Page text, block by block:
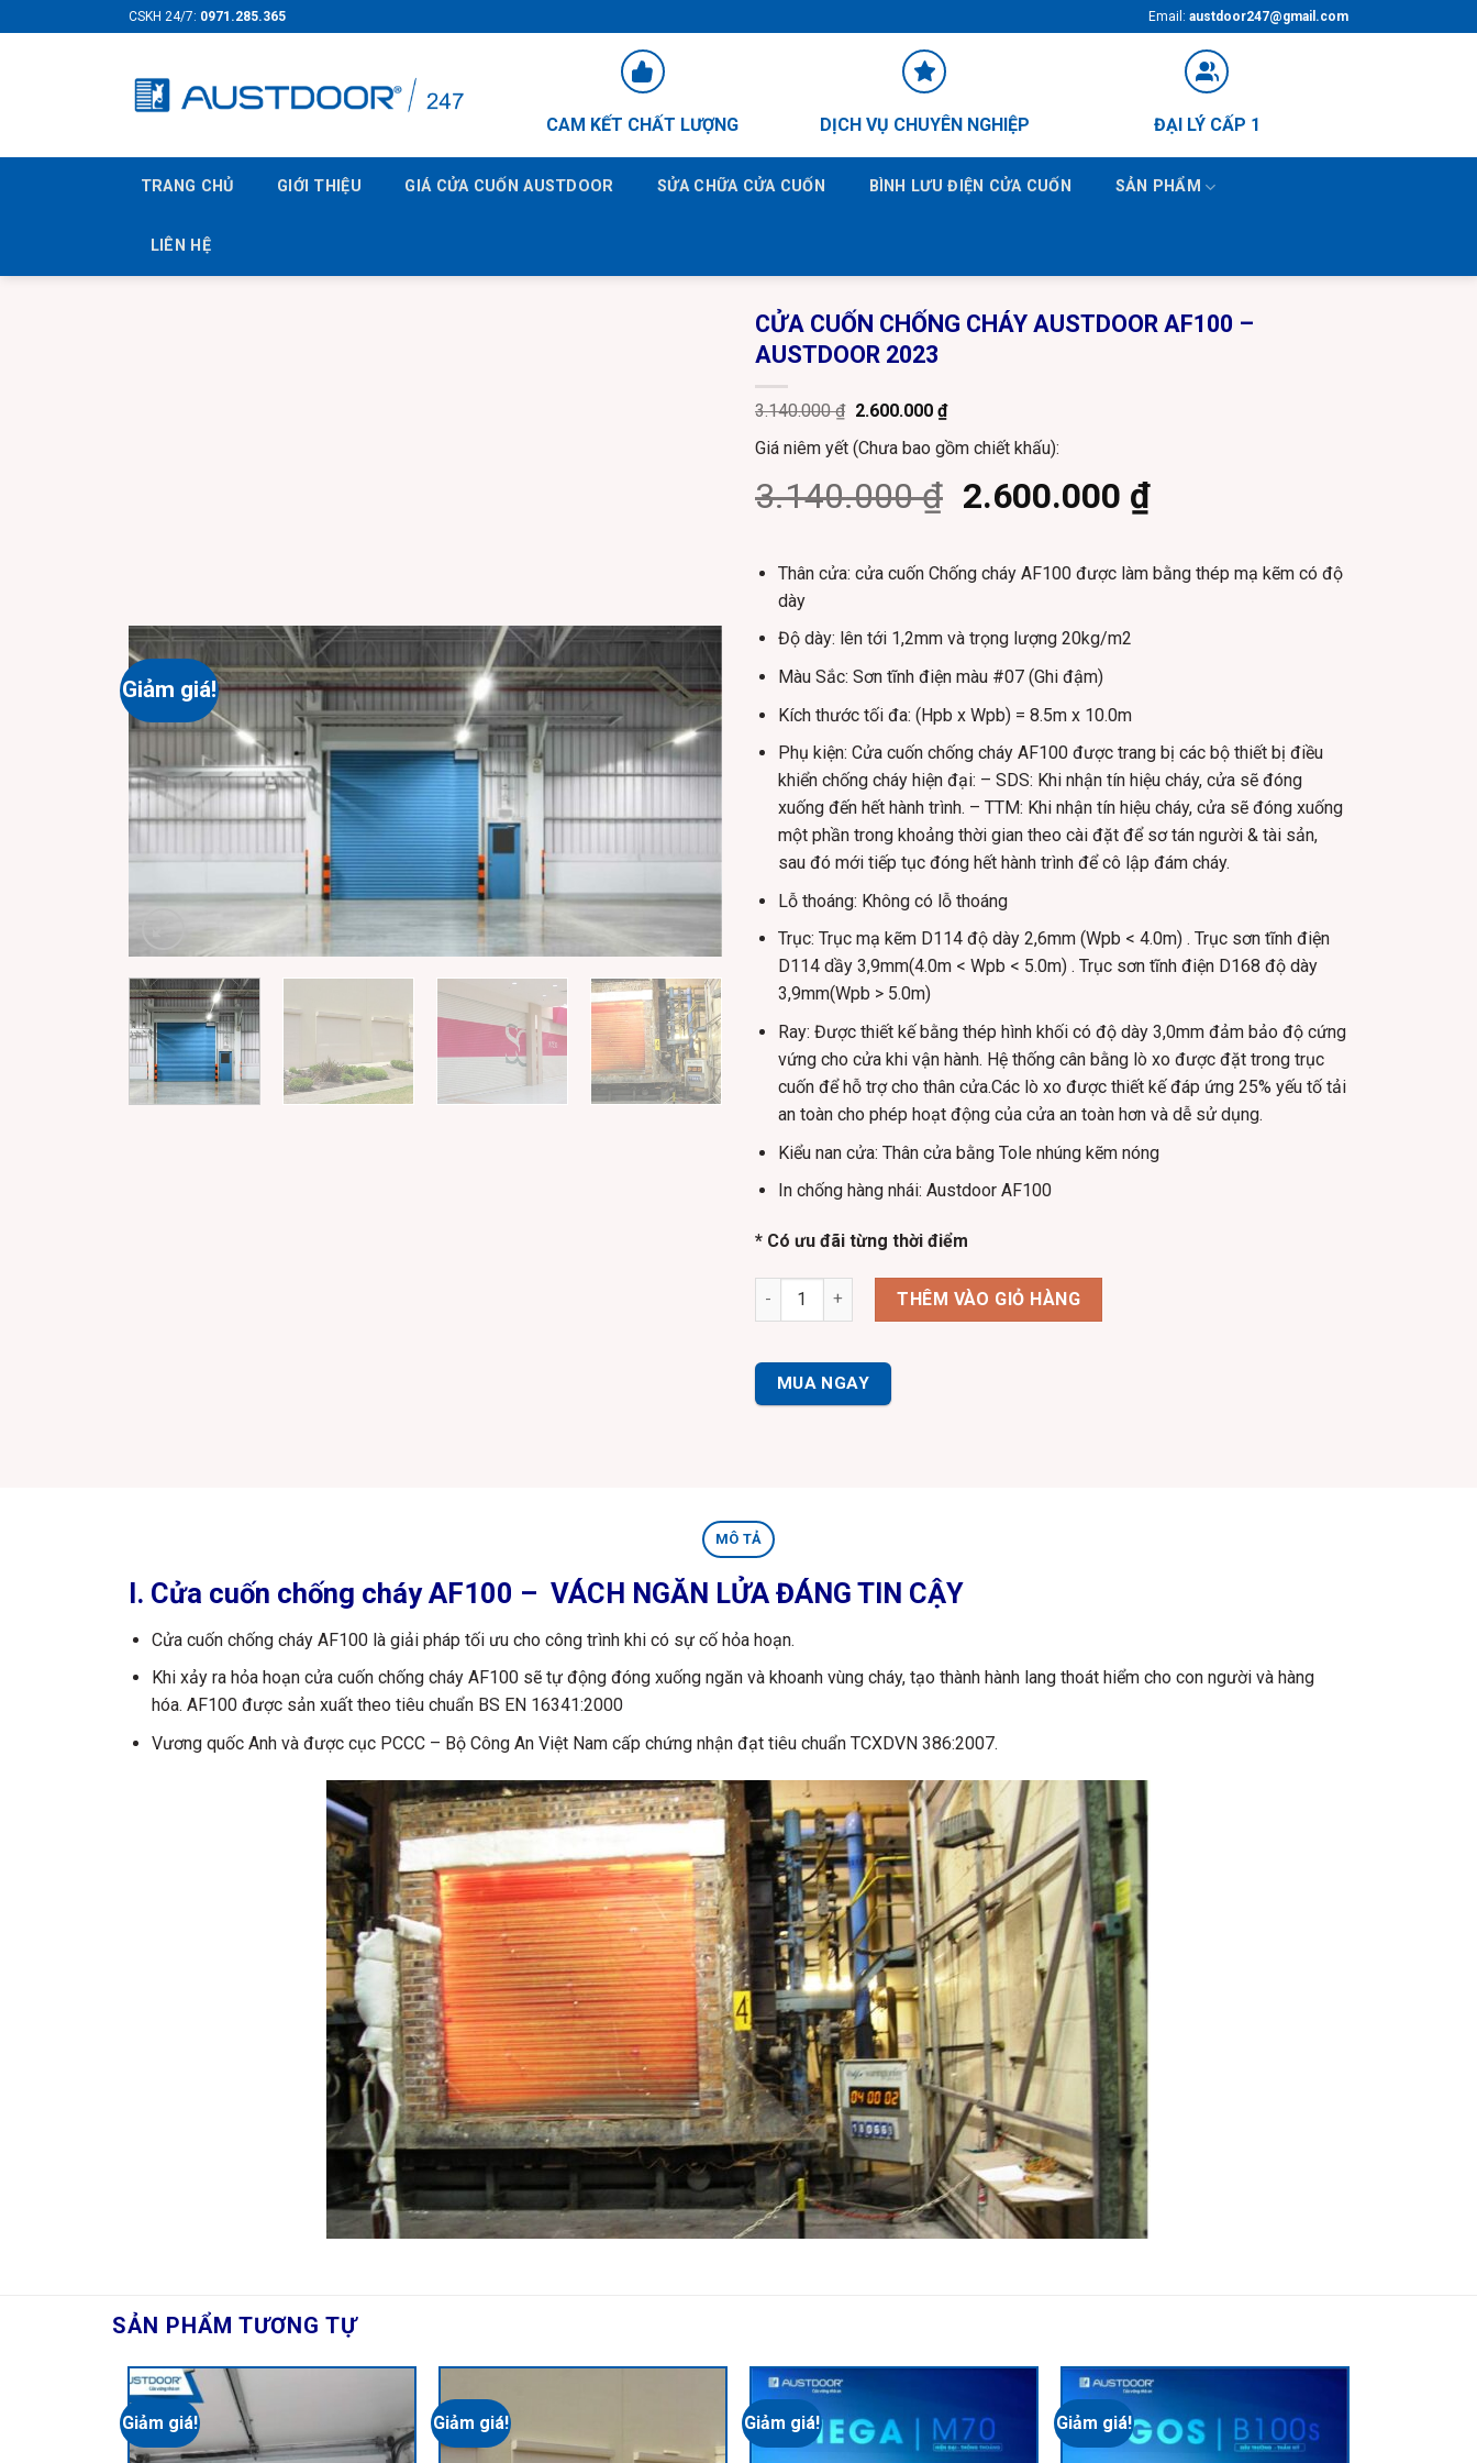
to
CSKH 24/7: 0971.285.365 Email: austdoor247@gmail.com
CAM KẾT CHẤT LƯỢNG DỊCH VỤ CHUYÊN NGHIỆP ĐẠI LÝ CẤP 1
TRANG CHỦ GIỚI THIỆU GIÁ CỬA CUỐN AUSTDOOR SỬA CHỮA CỬA CUỐN BÌNH LƯU ĐIỆN CỬA CUỐN SẢN PHẨM
LIÊN HỆ
Giảm giá!
CỬA CUỐN CHỐNG CHÁY AUSTDOOR AF100 –
AUSTDOOR 2023
3.140.000₫ Original
was:
3.140.000 ₫.
2.600.000 ₫Current
price
is:
2.600.000 ₫.
Giá niêm yết (Chưa bao gồm chiết khấu):
3.140.000₫ Original
was:
2.600.000 ₫Current
is:
Thân cửa: cửa cuốn Chống cháy AF100 được làm bằng thép mạ kẽm có độ
dày
Độ dày: lên tới 1,2mm và trọng lượng 20kg/m2
Màu Sắc: Sơn tĩnh điện màu #07 (Ghi đậm)
Kích thước tối đa: (Hpb x Wpb) = 8.5m x 10.0m
Phụ kiện: Cửa cuốn chống cháy AF100 được trang bị các bộ thiết bị điều
khiển chống cháy hiện đại: – SDS: Khi nhận tín hiệu cháy, cửa sẽ đóng
xuống đến hết hành trình. – TTM: Khi nhận tín hiệu cháy, cửa sẽ đóng xuống
một phần trong khoảng thời gian theo cài đặt để sơ tán người & tài sản,
sau đó mới tiếp tục đóng hết hành trình để cô lập đám cháy.
Lỗ thoáng: Không có lỗ thoáng
Trục: Trục mạ kẽm D114 độ dày 2,6mm (Wpb < 4.0m) . Trục sơn tĩnh điện
D114 dầy 3,9mm(4.0m < Wpb < 5.0m) . Trục sơn tĩnh điện D168 độ dày
3,9mm(Wpb > 5.0m)
Ray: Được thiết kế bằng thép hình khối có độ dày 3,0mm đảm bảo độ cứng
vứng cho cửa khi vận hành. Hệ thống cân bằng lò xo được đặt trong trục
cuốn để hỗ trợ cho thân cửa.Các lò xo được thiết kế đáp ứng 25% yếu tố tải
an toàn cho phép hoạt động của cửa an toàn hơn và dễ sử dụng.
Kiểu nan cửa: Thân cửa bằng Tole nhúng kẽm nóng
In chống hàng nhái: Austdoor AF100
* Có ưu đãi từng thời điểm
Cửa Cuốn CHỐNG CHÁY Austdoor AF100 - AUSTDOOR 2023 số lượng
THÊM VÀO GIỎ HÀNG
MUA NGAY
MÔ TẢ
I. Cửa cuốn chống cháy AF100 – VÁCH NGĂN LỬA ĐÁNG TIN CẬY
Cửa cuốn chống cháy AF100 là giải pháp tối ưu cho công trình khi có sự cố hỏa hoạn.
Khi xảy ra hỏa hoạn cửa cuốn chống cháy AF100 sẽ tự động đóng xuống ngăn và khoanh vùng cháy, tạo thành hành lang thoát hiểm cho con người và hàng
hóa. AF100 được sản xuất theo tiêu chuẩn BS EN 16341:2000
Vương quốc Anh và được cục PCCC – Bộ Công An Việt Nam cấp chứng nhận đạt tiêu chuẩn TCXDVN 386:2007.
SẢN PHẨM TƯƠNG TỰ
Giảm giá! Giảm giá! Giảm giá! Giảm giá!